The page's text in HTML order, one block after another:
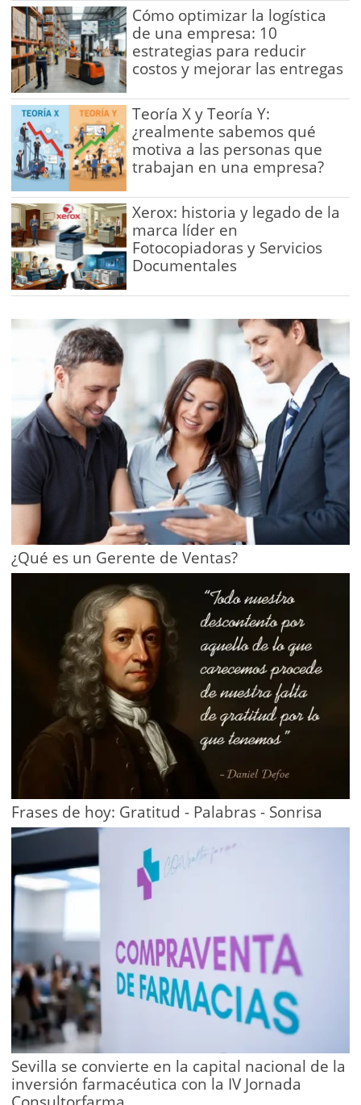
Cómo optimizar la logística
de una empresa: 10
estrategias para reducir
costos y mejorar las entregas
Teoría X y Teoría Y:
¿realmente sabemos qué
motiva a las personas que
trabajan en una empresa?
Xerox: historia y legado de la
marca líder en
Fotocopiadoras y Servicios
Documentales
¿Qué es un Gerente de Ventas?
Frases de hoy: Gratitud - Palabras - Sonrisa
Sevilla se convierte en la capital nacional de la
inversión farmacéutica con la IV Jornada